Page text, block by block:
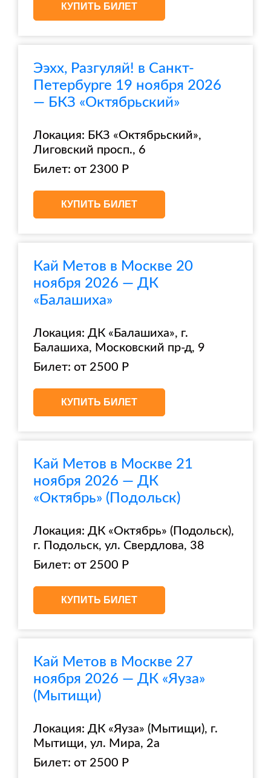
КУПИТЬ БИЛЕТ
Ээхх, Разгуляй! в Санкт-
Петербурге 19 ноября 2026
— БКЗ «Октябрьский»
Локация: БКЗ «Октябрьский»,
Лиговский просп., 6
Билет: от 2300 Р
КУПИТЬ БИЛЕТ
Кай Метов в Москве 20
ноября 2026 — ДК
«Балашиха»
Локация: ДК «Балашиха», г.
Балашиха, Московский пр-д, 9
Билет: от 2500 Р
КУПИТЬ БИЛЕТ
Кай Метов в Москве 21
ноября 2026 — ДК
«Октябрь» (Подольск)
Локация: ДК «Октябрь» (Подольск),
г. Подольск, ул. Свердлова, 38
Билет: от 2500 Р
КУПИТЬ БИЛЕТ
Кай Метов в Москве 27
ноября 2026 — ДК «Яуза»
(Мытищи)
Локация: ДК «Яуза» (Мытищи), г.
Мытищи, ул. Мира, 2а
Билет: от 2500 Р